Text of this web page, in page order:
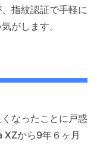
指紋認証で手軽に
がします。
なったことに戸惑
XZから9年６ヶ月